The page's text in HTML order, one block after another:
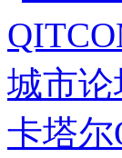
卡塔